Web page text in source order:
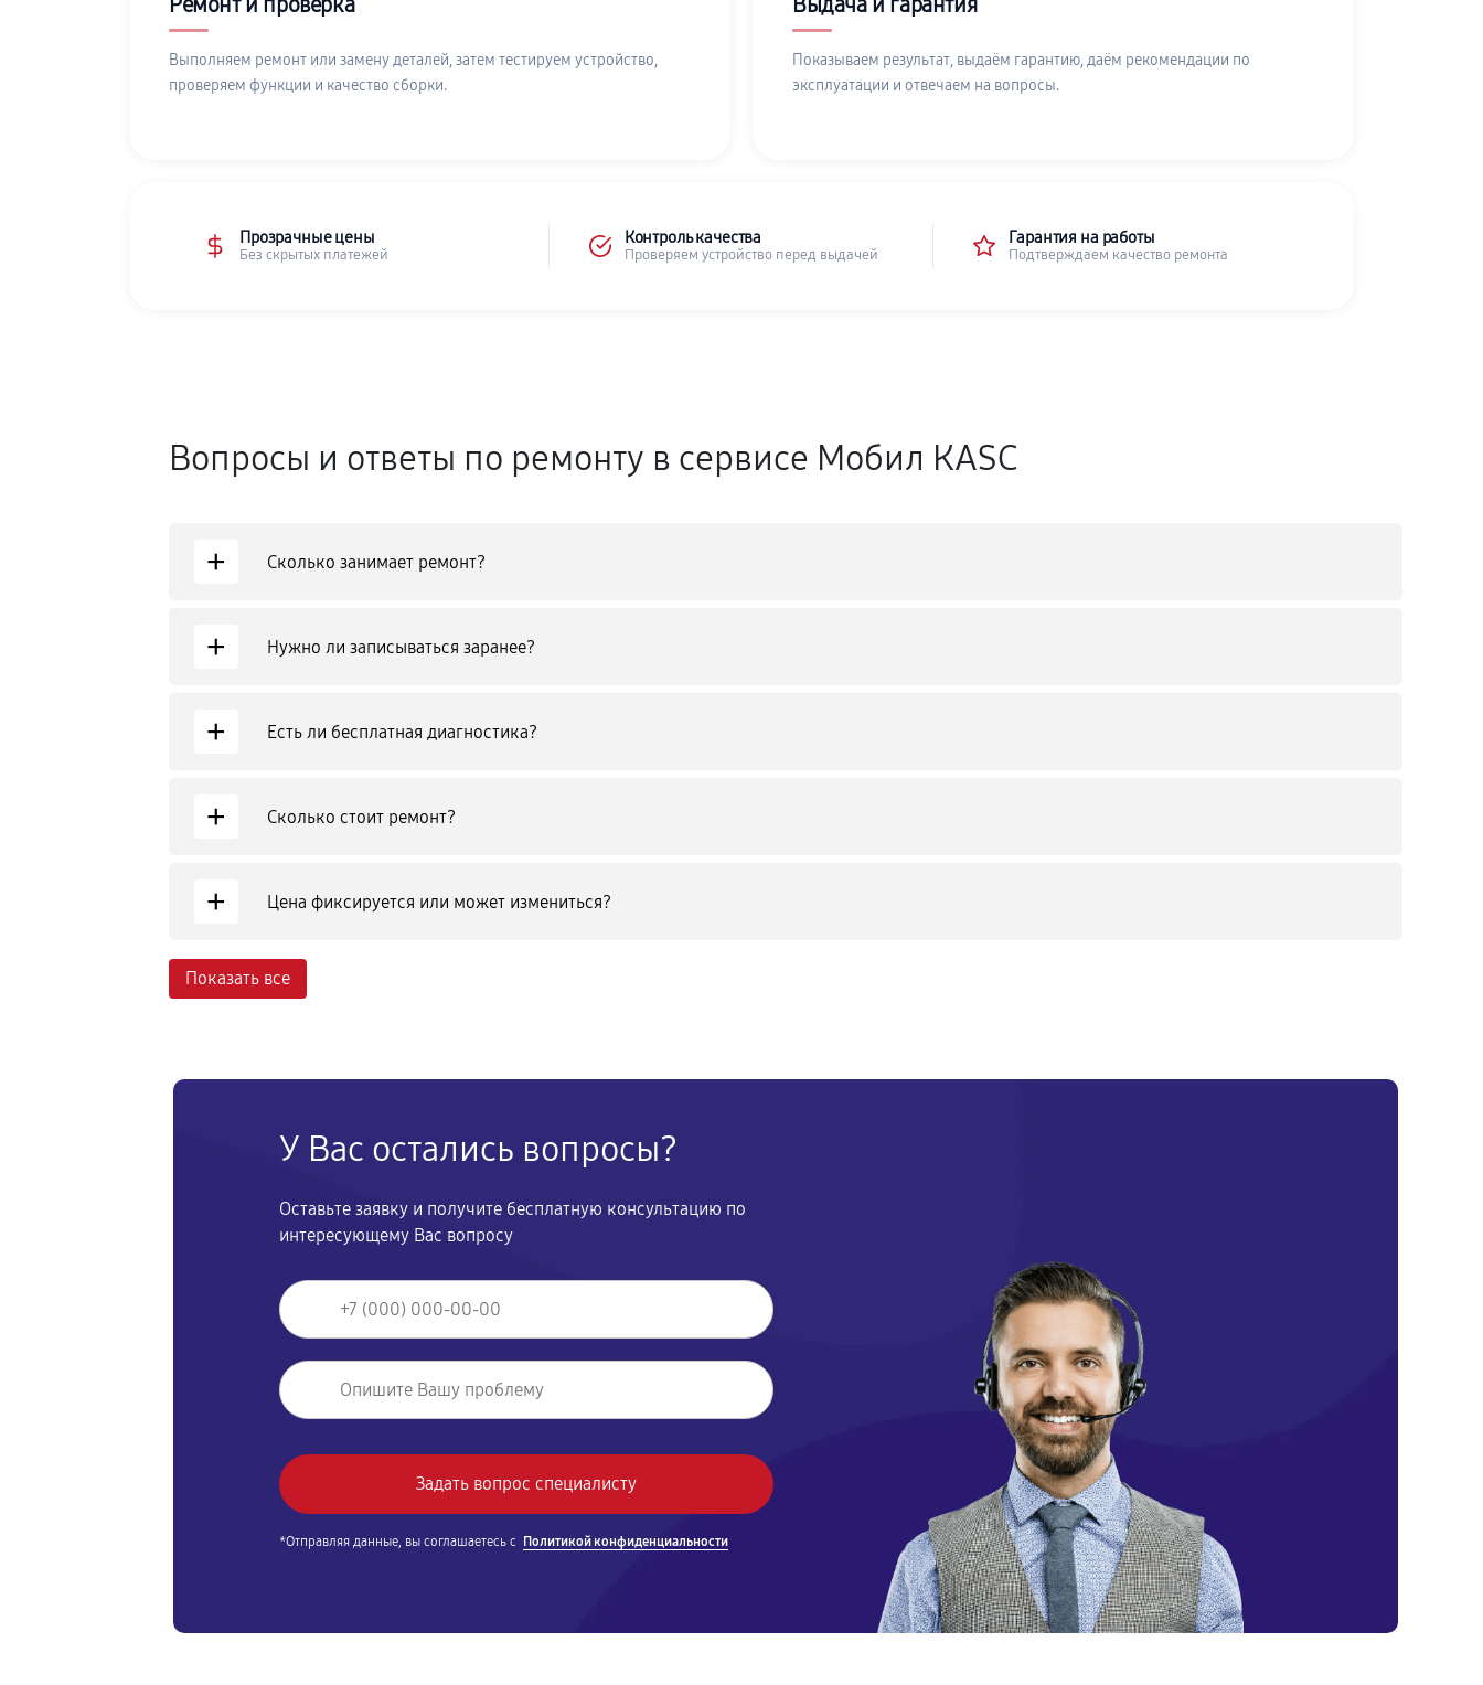
Выполняем ремонт или замену деталей, затем тестируем устройство,
проверяем функции и качество сборки.
Показываем результат, выдаём гарантию, даём рекомендации по
эксплуатации и отвечаем на вопросы.
Прозрачные цены
Без скрытых платежей
Контроль качества
Проверяем устройство перед выдачей
Гарантия на работы
Подтверждаем качество ремонта
Вопросы и ответы по ремонту в сервисе Мобил КASC
+ Сколько занимает ремонт?
+ Нужно ли записываться заранее?
+ Есть ли бесплатная диагностика?
+ Сколько стоит ремонт?
+ Цена фиксируется или может измениться?
Показать все
У Вас остались вопросы?
Оставьте заявку и получите бесплатную консультацию по
интересующему Вас вопросу
*Отправляя данные, вы соглашаетесь с Политикой конфиденциальности